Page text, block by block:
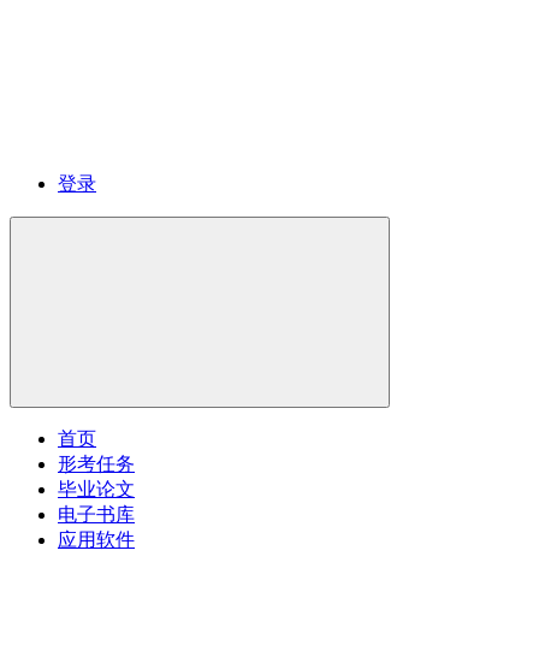
登录
首页
形考任务
毕业论文
电子书库
应用软件